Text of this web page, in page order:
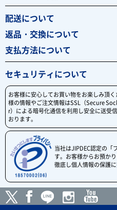
配送について
返品・交換について
支払方法について
セキュリティについて
お客様に安心してお買い物をお楽しみ頂
様の情報やご注文情報はSSL（Secure
r）による暗号化通信を利用し安全に送受
おります。
当社はJIPDEC認定の「
す。お客様からお預か
徹底し個人情報の保護に